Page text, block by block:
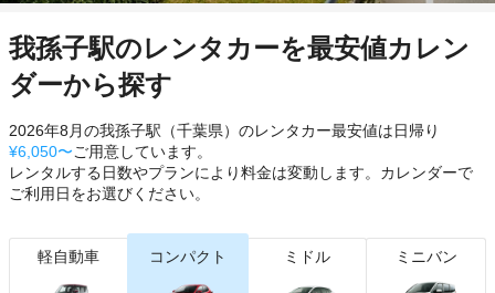
我孫子駅のレンタカーを最安値カレン
ダーから探す
2026年8月の我孫子駅（千葉県）のレンタカー最安値は日帰り
¥6,050〜ご用意しています。
レンタルする日数やプランにより料金は変動します。カレンダーで
ご利用日をお選びください。
軽自動車 コンパクト ミドル ミニバン